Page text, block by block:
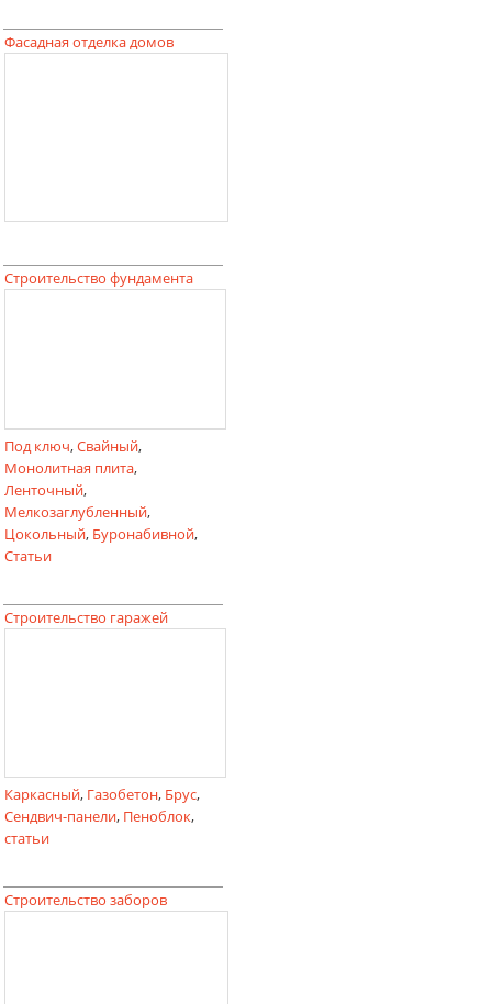
Фасадная отделка домов
Строительство фундамента
Под ключ,Свайный,
Монолитная плита,
Ленточный,
Мелкозаглубленный,
Цокольный, Буронабивной,
Статьи
Строительство гаражей
Каркасный, Газобетон, Брус,
Сендвич-панели, Пеноблок,
статьи
Строительство заборов